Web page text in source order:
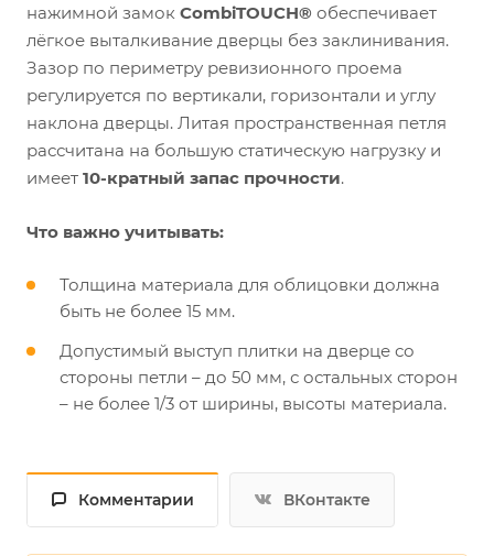
нажимной замок CombiTOUCH® обеспечивает
лёгкое выталкивание дверцы без заклинивания.
Зазор по периметру ревизионного проема
регулируется по вертикали, горизонтали и углу
наклона дверцы. Литая пространственная петля
рассчитана на большую статическую нагрузку и
имеет 10-кратный запас прочности.
Что важно учитывать:
Толщина материала для облицовки должна
быть не более 15 мм.
Допустимый выступ плитки на дверце со
стороны петли – до 50 мм, с остальных сторон
– не более 1/3 от ширины, высоты материала.
Комментарии ВКонтакте